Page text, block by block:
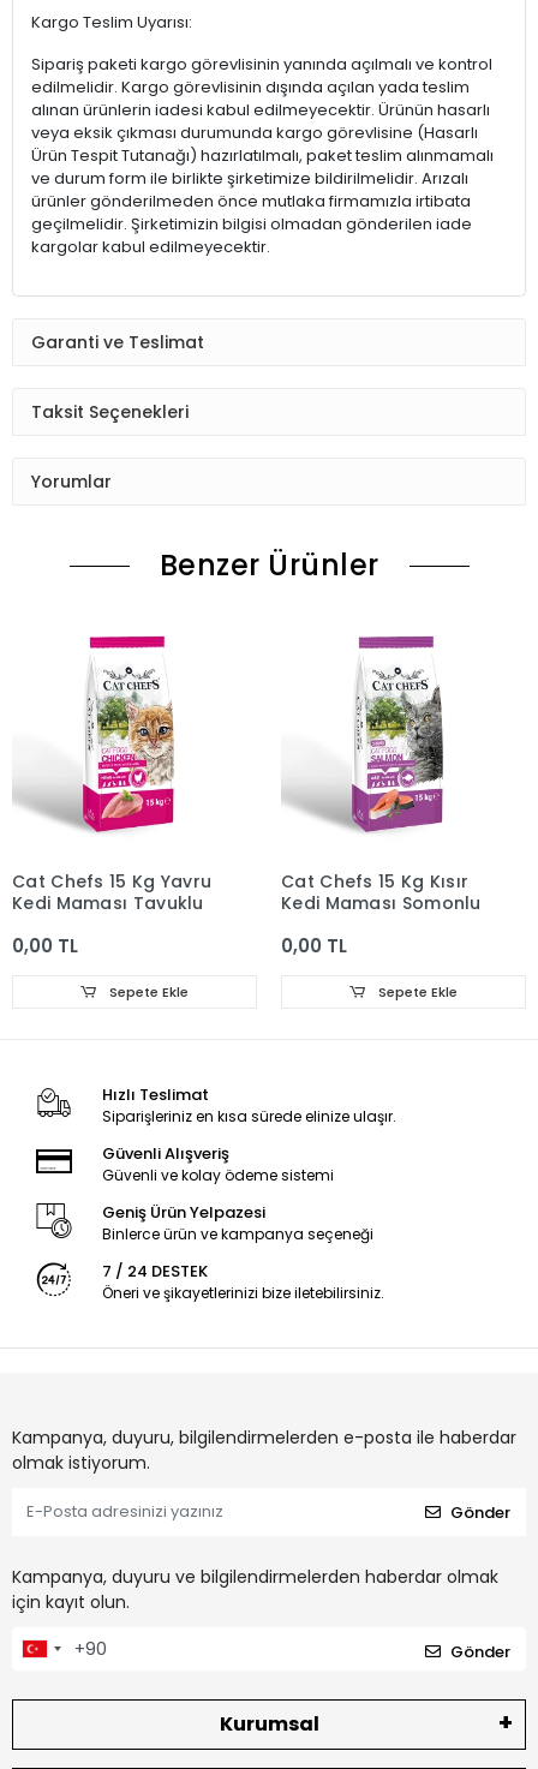
Kargo Teslim Uyarısı:
Sipariş paketi kargo görevlisinin yanında açılmalı ve kontrol
edilmelidir. Kargo görevlisinin dışında açılan yada teslim
alınan ürünlerin iadesi kabul edilmeyecektir. Ürünün hasarlı
veya eksik çıkması durumunda kargo görevlisine (Hasarlı
Ürün Tespit Tutanağı) hazırlatılmalı, paket teslim alınmamalı
ve durum form ile birlikte şirketimize bildirilmelidir. Arızalı
ürünler gönderilmeden önce mutlaka firmamızla irtibata
geçilmelidir. Şirketimizin bilgisi olmadan gönderilen iade
kargolar kabul edilmeyecektir.
Garanti ve Teslimat
Taksit Seçenekleri
Yorumlar
Benzer Ürünler
Cat Chefs 15 Kg Yavru
Kedi Maması Tavuklu
0,00 TL
Sepete Ekle
Cat Chefs 15 Kg Kısır
Kedi Maması Somonlu
0,00 TL
Sepete Ekle
Hızlı Teslimat
Siparişleriniz en kısa sürede elinize ulaşır.
Güvenli Alışveriş
Güvenli ve kolay ödeme sistemi
Geniş Ürün Yelpazesi
Binlerce ürün ve kampanya seçeneği
7 / 24 DESTEK
Öneri ve şikayetlerinizi bize iletebilirsiniz.
Kampanya, duyuru, bilgilendirmelerden e-posta ile haberdar
olmak istiyorum.
Gönder
Kampanya, duyuru ve bilgilendirmelerden haberdar olmak
için kayıt olun.
Gönder
Kurumsal